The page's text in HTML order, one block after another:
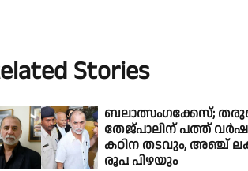
Stories
ബലാത്സംഗക്കേസ്;
തേജ്‌പാലിന് പത്ത്
കഠിന തടവും, അഞ്ച്
രൂപ പിഴയും